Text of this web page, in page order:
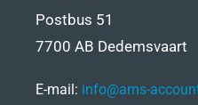
Postbus 51
7700 AB Dedemsvaart
E-mail: info@ams-